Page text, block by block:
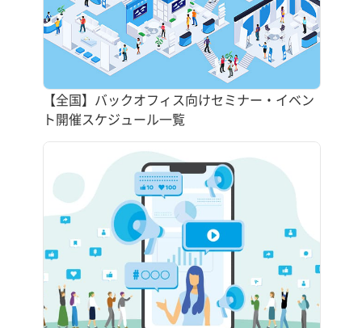
【全国】バックオフィス向けセミナー・イベン
ト開催スケジュール一覧